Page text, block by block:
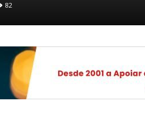
82